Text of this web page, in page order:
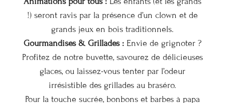
!) seront ravis par la présence d’un clown et de
grands jeux en bois traditionnels.
Gourmandises & Grillades : Envie de grignoter ?
Profitez de notre buvette, savourez de délicieuses
glaces, ou laissez-vous tenter par l’odeur
irrésistible des grillades au braséro.
Pour la touche sucrée, bonbons et barbes à papa